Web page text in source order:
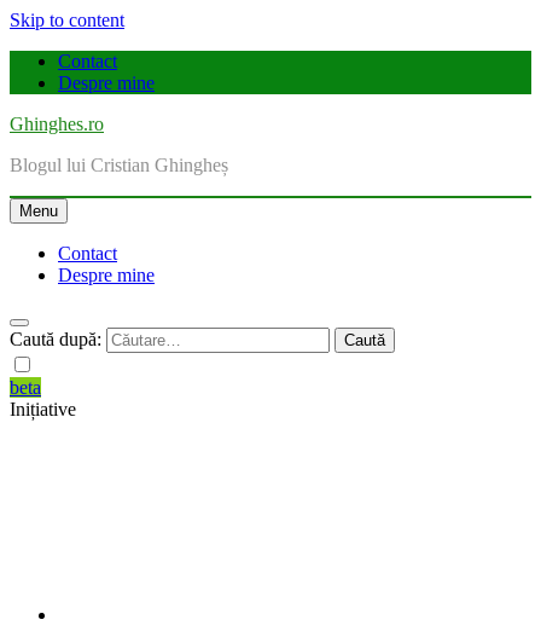
Skip to content
Contact
Despre mine
Ghinghes.ro
Blogul lui Cristian Ghingheș
Menu
Contact
Despre mine
Caută după:
beta
Inițiative